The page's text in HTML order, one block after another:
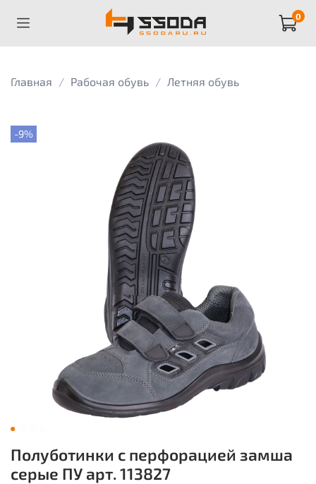
0
Главная Рабочая обувь Летняя обувь
-9%
Полуботинки с перфорацией замша
серые ПУ арт. 113827